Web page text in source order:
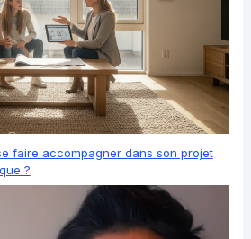
faire accompagner dans son projet
?